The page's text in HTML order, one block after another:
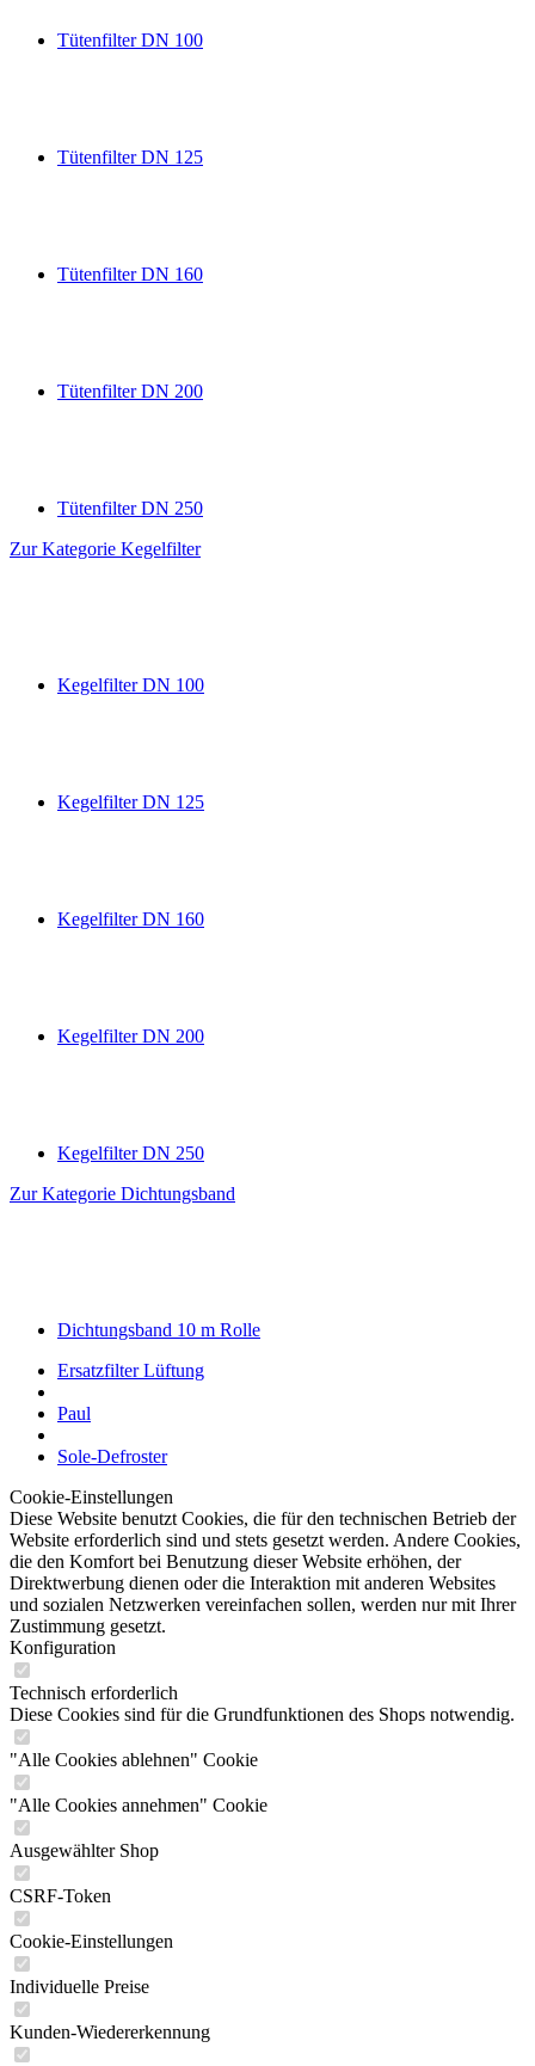
Tütenfilter DN 100
Tütenfilter DN 125
Tütenfilter DN 160
Tütenfilter DN 200
Tütenfilter DN 250
Zur Kategorie Kegelfilter
Kegelfilter DN 100
Kegelfilter DN 125
Kegelfilter DN 160
Kegelfilter DN 200
Kegelfilter DN 250
Zur Kategorie Dichtungsband
Dichtungsband 10 m Rolle
Ersatzfilter Lüftung
Paul
Sole-Defroster
Cookie-Einstellungen
Diese Website benutzt Cookies, die für den technischen Betrieb der
Website erforderlich sind und stets gesetzt werden. Andere Cookies,
die den Komfort bei Benutzung dieser Website erhöhen, der
Direktwerbung dienen oder die Interaktion mit anderen Websites
und sozialen Netzwerken vereinfachen sollen, werden nur mit Ihrer
Zustimmung gesetzt.
Konfiguration
Technisch erforderlich
Diese Cookies sind für die Grundfunktionen des Shops notwendig.
"Alle Cookies ablehnen" Cookie
"Alle Cookies annehmen" Cookie
Ausgewählter Shop
CSRF-Token
Cookie-Einstellungen
Individuelle Preise
Kunden-Wiedererkennung